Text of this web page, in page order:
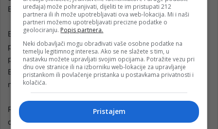
BiH.
Evropska unija pruža podršku BiH u skladu sa Evropskim
planom protiv raka (Europe's Beating Cancer Plan) –
političko-strateškim dokumentom koji definira smjernice
EU za borbu protiv raka i kojim se podržavaju i zemlje koje
nisu članice u nastojanju da rak stave pod kontrolu.
Rak debelog crijeva godišnje odnese više od 1.000 života,
dok od raka prostate umre oko 450 muškaraca. BiH je na
uređaja) može pohranjivati, dijeliti te im pristupati 212
partnera ili ih može upotrebljavati ova web-lokacija. Mi i naši
partneri možemo upotrebljavati precizne podatke o
geolociranju. Popis partnera.
Neki dobavljači mogu obrađivati vaše osobne podatke na
temelju legitimnog interesa. Ako se ne slažete s tim, u
nastavku možete upravljati svojim opcijama. Potražite vezu pri
dnu ove stranice ili na izborniku web-lokacije za upravljanje
pristankom ili povlačenje pristanka u postavkama privatnosti i
kolačića.
Pristajem